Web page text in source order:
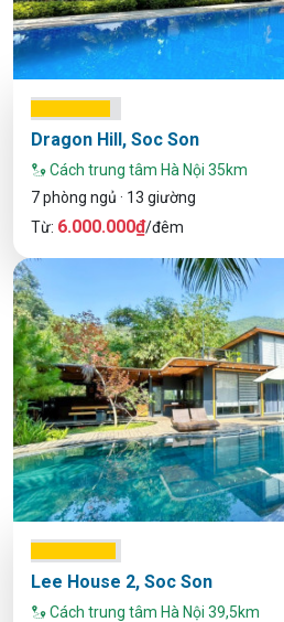
Dragon Hill, Soc Son
Cách trung tâm Hà Nội 35km
7 phòng ngủ · 13 giường
Từ: 6.000.000₫/đêm
Lee House 2, Soc Son
Cách trung tâm Hà Nội 39,5km